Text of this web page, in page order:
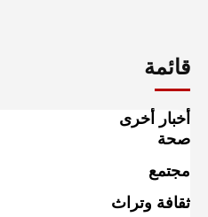
قائمة
أخبار أخرى
صحة
مجتمع
ثقافة وتراث